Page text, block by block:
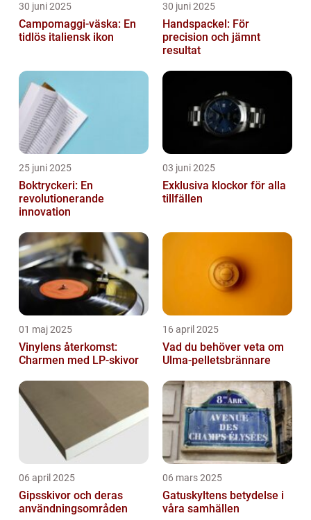
30 juni 2025
Campomaggi-väska: En
tidlös italiensk ikon
30 juni 2025
Handspackel: För
precision och jämnt
resultat
25 juni 2025
Boktryckeri: En
revolutionerande
innovation
03 juni 2025
Exklusiva klockor för alla
tillfällen
01 maj 2025
Vinylens återkomst:
Charmen med LP-skivor
16 april 2025
Vad du behöver veta om
Ulma-pelletsbrännare
06 april 2025
Gipsskivor och deras
användningsområden
06 mars 2025
Gatuskyltens betydelse i
våra samhällen